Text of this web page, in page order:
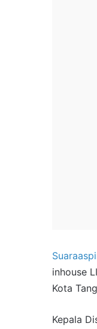
inhouse
Kota
Kepala